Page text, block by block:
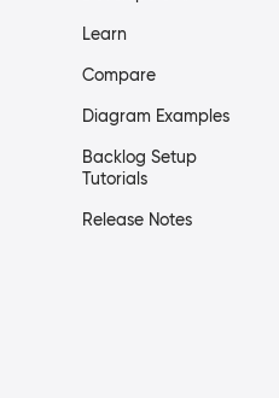
Learn
Compare
Diagram Examples
Backlog Setup
Tutorials
Release Notes